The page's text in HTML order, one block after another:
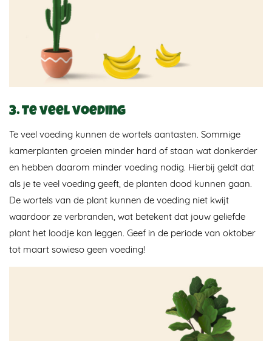
3. Te veel voeding
Te veel voeding kunnen de wortels aantasten. Sommige
kamerplanten groeien minder hard of staan wat donkerder
en hebben daarom minder voeding nodig. Hierbij geldt dat
als je te veel voeding geeft, de planten dood kunnen gaan.
De wortels van de plant kunnen de voeding niet kwijt
waardoor ze verbranden, wat betekent dat jouw geliefde
plant het loodje kan leggen. Geef in de periode van oktober
tot maart sowieso geen voeding!